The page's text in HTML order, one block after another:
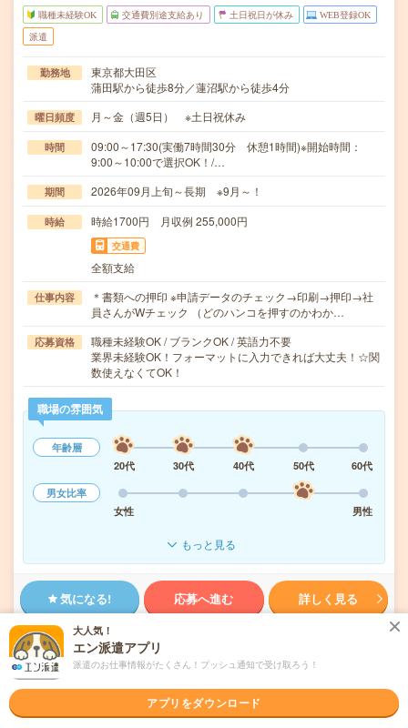
職種未経験OK 交通費別途支給あり 土日祝日が休み WEB登録OK
派遣
勤務地
東京都大田区
蒲田駅から徒歩8分／蓮沼駅から徒歩4分
曜日頻度 月～金（週5日） ※土日祝休み
時間
09:00～17:30(実働7時間30分 休憩1時間)※開始時間：
9:00～10:00で選択OK！/…
期間 2026年09月上旬～長期 ※9月～！
時給 時給1700円 月収例 255,000円
交通費
全額支給
仕事内容
＊書類への押印 ※申請データのチェック→印刷→押印→社
員さんがWチェック （どのハンコを押すのかわか…
応募資格
職種未経験OK / ブランクOK / 英語力不要
業界未経験OK！フォーマットに入力できれば大丈夫！☆関
数使えなくてOK！
職場の雰囲気
年齢層
20代
30代 40代 50代
60代
男女比率
女性
男性
もっと見る
気になる! 応募へ進む 詳しく見る
派遣会社 パーソルテンプスタッフ株式会社 首都圏
未読
大人気！
エン派遣アプリ
派遣のお仕事情報がたくさん！プッシュ通知で受け取ろう！
アプリをダウンロード